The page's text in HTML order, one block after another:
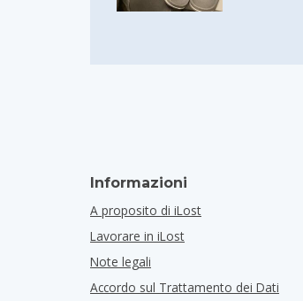
Informazioni
A proposito di iLost
Lavorare in iLost
Note legali
Accordo sul Trattamento dei Dati